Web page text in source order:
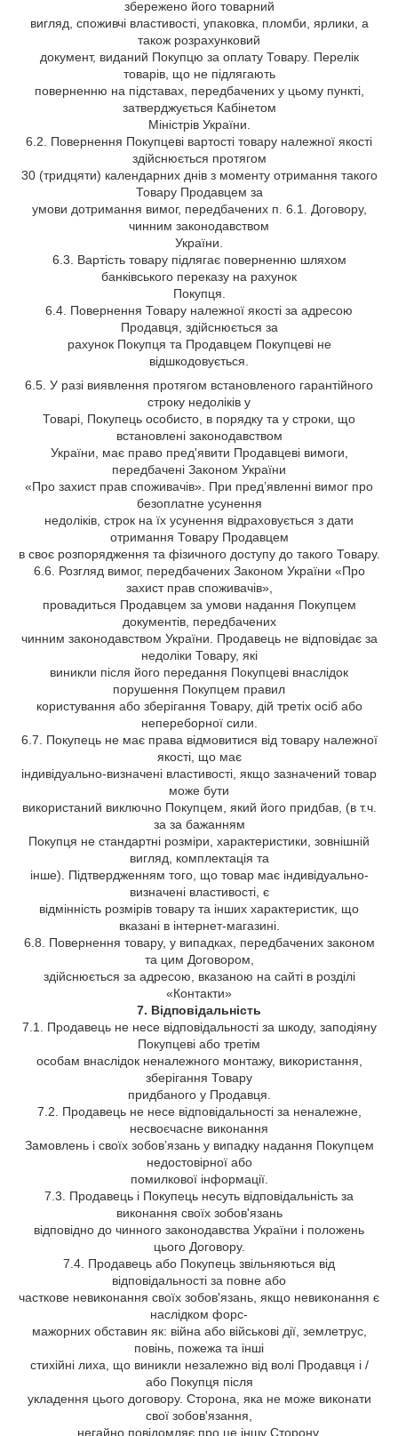
збережено його товарний
вигляд, споживчі властивості, упаковка, пломби, ярлики, а
також розрахунковий
документ, виданий Покупцю за оплату Товару. Перелік
товарів, що не підлягають
поверненню на підставах, передбачених у цьому пункті,
затверджується Кабінетом
Міністрів України.
6.2. Повернення Покупцеві вартості товару належної якості
здійснюється протягом
30 (тридцяти) календарних днів з моменту отримання такого
Товару Продавцем за
умови дотримання вимог, передбачених п. 6.1. Договору,
чинним законодавством
України.
6.3. Вартість товару підлягає поверненню шляхом
банківського переказу на рахунок
Покупця.
6.4. Повернення Товару належної якості за адресою
Продавця, здійснюється за
рахунок Покупця та Продавцем Покупцеві не
відшкодовується.
6.5. У разі виявлення протягом встановленого гарантійного
строку недоліків у
Товарі, Покупець особисто, в порядку та у строки, що
встановлені законодавством
України, має право пред'явити Продавцеві вимоги,
передбачені Законом України
«Про захист прав споживачів». При пред’явленні вимог про
безоплатне усунення
недоліків, строк на їх усунення відраховується з дати
отримання Товару Продавцем
в своє розпорядження та фізичного доступу до такого Товару.
6.6. Розгляд вимог, передбачених Законом України «Про
захист прав споживачів»,
провадиться Продавцем за умови надання Покупцем
документів, передбачених
чинним законодавством України. Продавець не відповідає за
недоліки Товару, які
виникли після його передання Покупцеві внаслідок
порушення Покупцем правил
користування або зберігання Товару, дій третіх осіб або
непереборної сили.
6.7. Покупець не має права відмовитися від товару належної
якості, що має
індивідуально-визначені властивості, якщо зазначений товар
може бути
використаний виключно Покупцем, який його придбав, (в т.ч.
за за бажанням
Покупця не стандартні розміри, характеристики, зовнішній
вигляд, комплектація та
інше). Підтвердженням того, що товар має індивідуально-
визначені властивості, є
відмінність розмірів товару та інших характеристик, що
вказані в інтернет-магазині.
6.8. Повернення товару, у випадках, передбачених законом
та цим Договором,
здійснюється за адресою, вказаною на сайті в розділі
«Контакти»
7. Відповідальність
7.1. Продавець не несе відповідальності за шкоду, заподіяну
Покупцеві або третім
особам внаслідок неналежного монтажу, використання,
зберігання Товару
придбаного у Продавця.
7.2. Продавець не несе відповідальності за неналежне,
несвоєчасне виконання
Замовлень і своїх зобов’язань у випадку надання Покупцем
недостовірної або
помилкової інформації.
7.3. Продавець і Покупець несуть відповідальність за
виконання своїх зобов'язань
відповідно до чинного законодавства України і положень
цього Договору.
7.4. Продавець або Покупець звільняються від
відповідальності за повне або
часткове невиконання своїх зобов'язань, якщо невиконання є
наслідком форс-
мажорних обставин як: війна або військові дії, землетрус,
повінь, пожежа та інші
стихійні лиха, що виникли незалежно від волі Продавця і /
або Покупця після
укладення цього договору. Сторона, яка не може виконати
свої зобов'язання,
негайно повідомляє про це іншу Сторону.